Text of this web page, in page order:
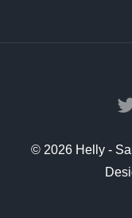
© 2026 Helly -